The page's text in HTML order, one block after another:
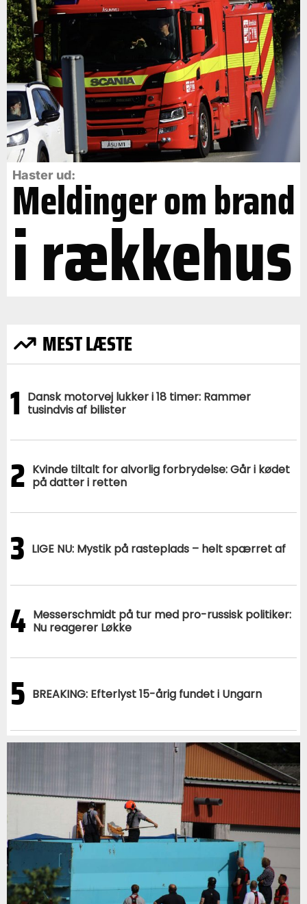
Haster ud:
Meldinger om brand
i rækkehus
MEST LÆSTE
1 Dansk motorvej lukker i 18 timer: Rammer
tusindvis af bilister
2 Kvinde tiltalt for alvorlig forbrydelse: Går i kødet
på datter i retten
3 LIGE NU: Mystik på rasteplads – helt spærret af
4 Messerschmidt på tur med pro-russisk politiker:
Nu reagerer Løkke
5 BREAKING: Efterlyst 15-årig fundet i Ungarn